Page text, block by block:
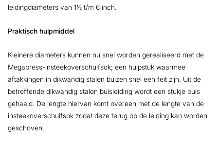
leidingdiameters van 1½ t/m 6 inch.
Praktisch hulpmiddel
Kleinere diameters kunnen nu snel worden gerealiseerd met de
Megapress-insteekoverschuifsok; een hulpstuk waarmee
aftakkingen in dikwandig stalen buizen snel een feit zijn. Uit de
betreffende dikwandig stalen buisleiding wordt een stukje buis
gehaald. De lengte hiervan komt overeen met de lengte van de
insteekoverschuifsok zodat deze terug op de leiding kan worden
geschoven.